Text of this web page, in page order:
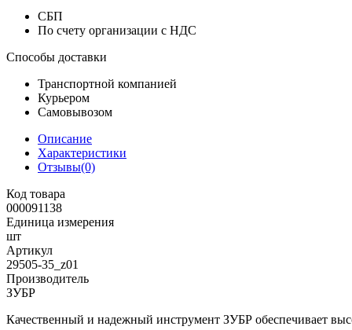
СБП
По счету организации с НДС
Способы доставки
Транспортной компанией
Курьером
Самовывозом
Описание
Характеристики
Отзывы(0)
Код товара
000091138
Единица измерения
шт
Артикул
29505-35_z01
Производитель
ЗУБР
Качественный и надежный инструмент ЗУБР обеспечивает